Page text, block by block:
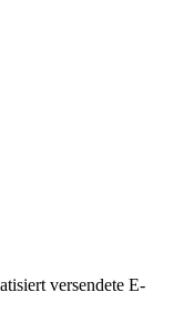
versendete E-